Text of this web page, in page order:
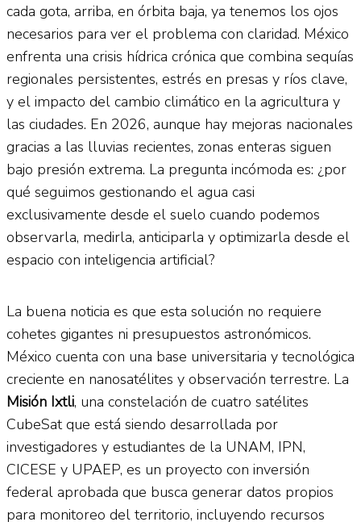
cada gota, arriba, en órbita baja, ya tenemos los ojos
necesarios para ver el problema con claridad. México
enfrenta una crisis hídrica crónica que combina sequías
regionales persistentes, estrés en presas y ríos clave,
y el impacto del cambio climático en la agricultura y
las ciudades. En 2026, aunque hay mejoras nacionales
gracias a las lluvias recientes, zonas enteras siguen
bajo presión extrema. La pregunta incómoda es: ¿por
qué seguimos gestionando el agua casi
exclusivamente desde el suelo cuando podemos
observarla, medirla, anticiparla y optimizarla desde el
espacio con inteligencia artificial?
La buena noticia es que esta solución no requiere
cohetes gigantes ni presupuestos astronómicos.
México cuenta con una base universitaria y tecnológica
creciente en nanosatélites y observación terrestre. La
Misión Ixtli, una constelación de cuatro satélites
CubeSat que está siendo desarrollada por
investigadores y estudiantes de la UNAM, IPN,
CICESE y UPAEP, es un proyecto con inversión
federal aprobada que busca generar datos propios
para monitoreo del territorio, incluyendo recursos